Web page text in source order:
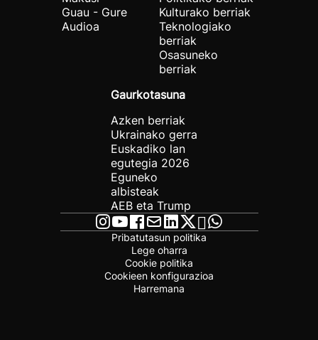
Guau - Gure
Audioa
Kulturako berriak
Teknologiako
berriak
Osasuneko
berriak
Gaurkotasuna
Azken berriak
Ukrainako gerra
Euskadiko lan
egutegia 2026
Eguneko
albisteak
AEB eta Trump
Pribatutasun politika
Lege oharra
Cookie politika
Cookieen konfigurazioa
Harremana